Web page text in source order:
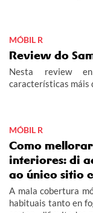
MÓBIL R
Review do
Nesta review
características máis
MÓBIL R
Como
interiores: di
ao único sitio
A mala cobertura
habituais tanto en